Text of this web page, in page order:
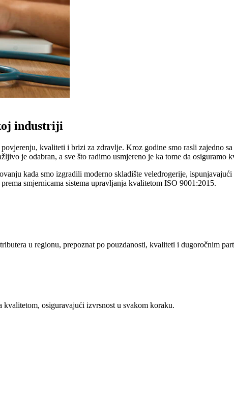
industriji
kvaliteti i brizi za zdravlje. Kroz godine smo rasli zajedno
je odabran, a sve što radimo usmjereno je ka tome da osiguramo
kada smo izgradili moderno skladište veledrogerije,
smjernicama sistema upravljanja kvalitetom ISO 9001:2015.
u regionu, prepoznat po pouzdanosti, kvaliteti i dugoročnim
osiguravajući izvrsnost u svakom koraku.